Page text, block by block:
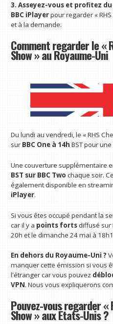
3. Asseyez-vous et profitez
BBC iPlayerpour regarder «
et à la demande.
Comment regarder le «
Show » au Royaume-Uni
Du lundi au vendredi, le « RHS
sur BBC One à 14h BST pour
Une couverture supplémentaire
BST sur BBC Two chaque soir.
également disponible en
iPlayer.
Si vous êtes occupé pendant la
car il y a points fortsdiffusé sur
20h et le dimanche 24 mai à
En dehors du Royaume-Uni ?
manquer cette émission si vous
l'étranger car vous pouvez
VPN. Nous vous expliquerons
Pouvez-vous regarder «
Show » aux États-Unis ?